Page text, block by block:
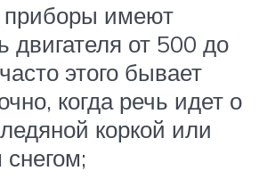
имеют
двигателя от 500 до
этого бывает
когда речь идет о
коркой или